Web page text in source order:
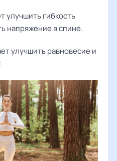
улучшить гибкость
напряжение в спине.
улучшить равновесие и